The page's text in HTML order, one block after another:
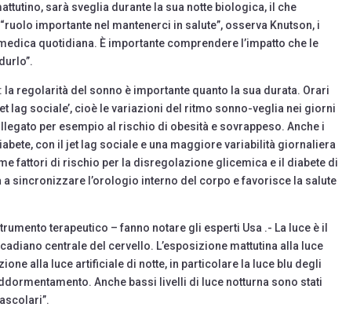
sarà sveglia durante la sua notte biologica, il che
importante nel mantenerci in salute”, osserva Knutson, i
quotidiana. È importante comprendere l’impatto che le
regolarità del sonno è importante quanto la sua durata. Orari
lag sociale’, cioè le variazioni del ritmo sonno-veglia nei giorni
per esempio al rischio di obesità e sovrappeso. Anche i
con il jet lag sociale e una maggiore variabilità giornaliera
fattori di rischio per la disregolazione glicemica e il diabete di
sincronizzare l’orologio interno del corpo e favorisce la salute
terapeutico – fanno notare gli esperti Usa .- La luce è il
centrale del cervello. L’esposizione mattutina alla luce
alla luce artificiale di notte, in particolare la luce blu degli
Anche bassi livelli di luce notturna sono stati